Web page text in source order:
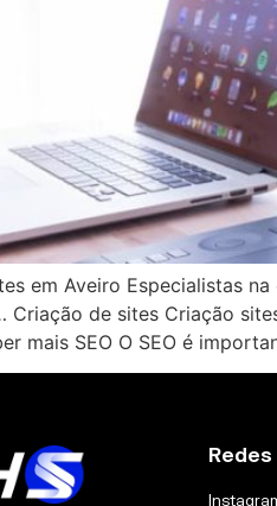
em Aveiro Especialistas
Criação de sites Criação
mais SEO O SEO é